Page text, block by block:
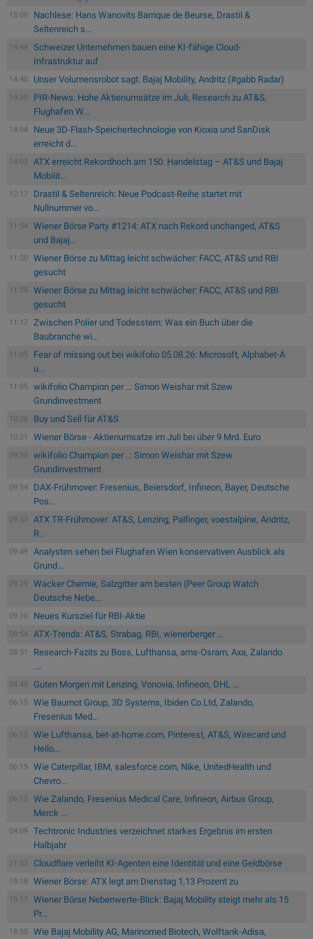
15:00
Nachlese: Hans Wanovits Barrique de Beurse, Drastil &
Seltenreich s...
14:44
Schweizer Unternehmen bauen eine KI-fähige Cloud-
Infrastruktur auf
14:40 Unser Volumensrobot sagt: Bajaj Mobility, Andritz (#gabb Radar)
14:20
PIR-News: Hohe Aktienumsätze im Juli, Research zu AT&S,
Flughafen W...
14:04
Neue 3D-Flash-Speichertechnologie von Kioxia und SanDisk
erreicht d...
14:02
ATX erreicht Rekordhoch am 150. Handelstag – AT&S und Bajaj
Mobilit...
12:17
Drastil & Seltenreich: Neue Podcast-Reihe startet mit
Nullnummer vo...
11:54
Wiener Börse Party #1214: ATX nach Rekord unchanged, AT&S
und Bajaj...
11:30
Wiener Börse zu Mittag leicht schwächer: FACC, AT&S und RBI
gesucht
11:29
Wiener Börse zu Mittag leicht schwächer: FACC, AT&S und RBI
gesucht
11:17
Zwischen Polier und Todesstern: Was ein Buch über die
Baubranche wi...
11:05
Fear of missing out bei wikifolio 05.08.26: Microsoft, Alphabet-A
u...
11:05
wikifolio Champion per ..: Simon Weishar mit Szew
Grundinvestment
10:26 Buy und Sell für AT&S
10:21 Wiener Börse - Aktienumsatze im Juli bei über 9 Mrd. Euro
09:55
wikifolio Champion per ..: Simon Weishar mit Szew
Grundinvestment
09:54
DAX-Frühmover: Fresenius, Beiersdorf, Infineon, Bayer, Deutsche
Pos...
09:53
ATX TR-Frühmover: AT&S, Lenzing, Palfinger, voestalpine, Andritz,
R...
09:49
Analysten sehen bei Flughafen Wien konservativen Ausblick als
Grund...
09:29
Wacker Chemie, Salzgitter am besten (Peer Group Watch
Deutsche Nebe...
09:10 Neues Kursziel für RBI-Aktie
08:54 ATX-Trends: AT&S, Strabag, RBI, wienerberger ...
08:51
Research-Fazits zu Boss, Lufthansa, ams-Osram, Axa, Zalando
....
08:49 Guten Morgen mit Lenzing, Vonovia, Infineon, DHL ...
06:15
Wie Baumot Group, 3D Systems, Ibiden Co.Ltd, Zalando,
Fresenius Med...
06:15
Wie Lufthansa, bet-at-home.com, Pinterest, AT&S, Wirecard und
Hello...
06:15
Wie Caterpillar, IBM, salesforce.com, Nike, UnitedHealth und
Chevro...
06:15
Wie Zalando, Fresenius Medical Care, Infineon, Airbus Group,
Merck ...
04:09
Techtronic Industries verzeichnet starkes Ergebnis im ersten
Halbjahr
21:22 Cloudflare verleiht KI-Agenten eine Identität und eine Geldbörse
19:18 Wiener Börse: ATX legt am Dienstag 1,13 Prozent zu
19:17
Wiener Börse Nebenwerte-Blick: Bajaj Mobility steigt mehr als 15
Pr...
18:05 Wie Bajaj Mobility AG, Marinomed Biotech, Wolftank-Adisa,